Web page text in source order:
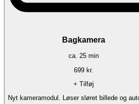
Bagkamera
ca. 25min
699kr.
+ Tilføj
Nyt kameramodul. Løser sløret billede og